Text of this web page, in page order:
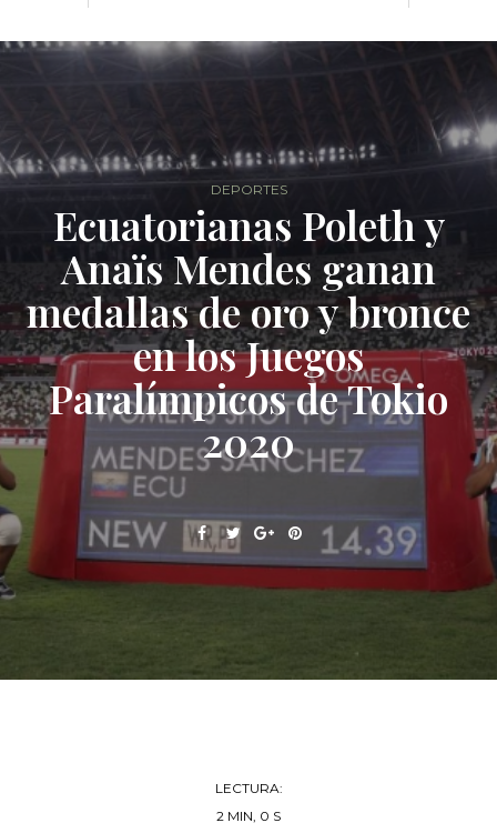
DEPORTES
Ecuatorianas Poleth y
Anaïs Mendes ganan
medallas de oro y bronce
en los Juegos
Paralímpicos de Tokio
2020
LECTURA:
2 MIN, 0 S